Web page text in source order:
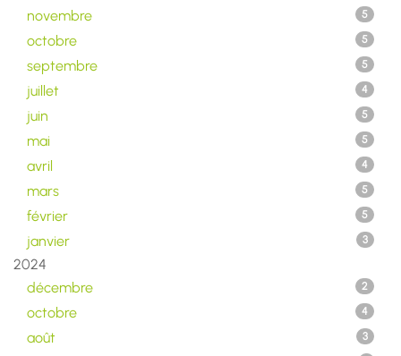
novembre 5
octobre 5
septembre 5
juillet 4
juin 5
mai 5
avril 4
mars 5
février 5
janvier 3
2024
décembre
2
octobre 4
août 3